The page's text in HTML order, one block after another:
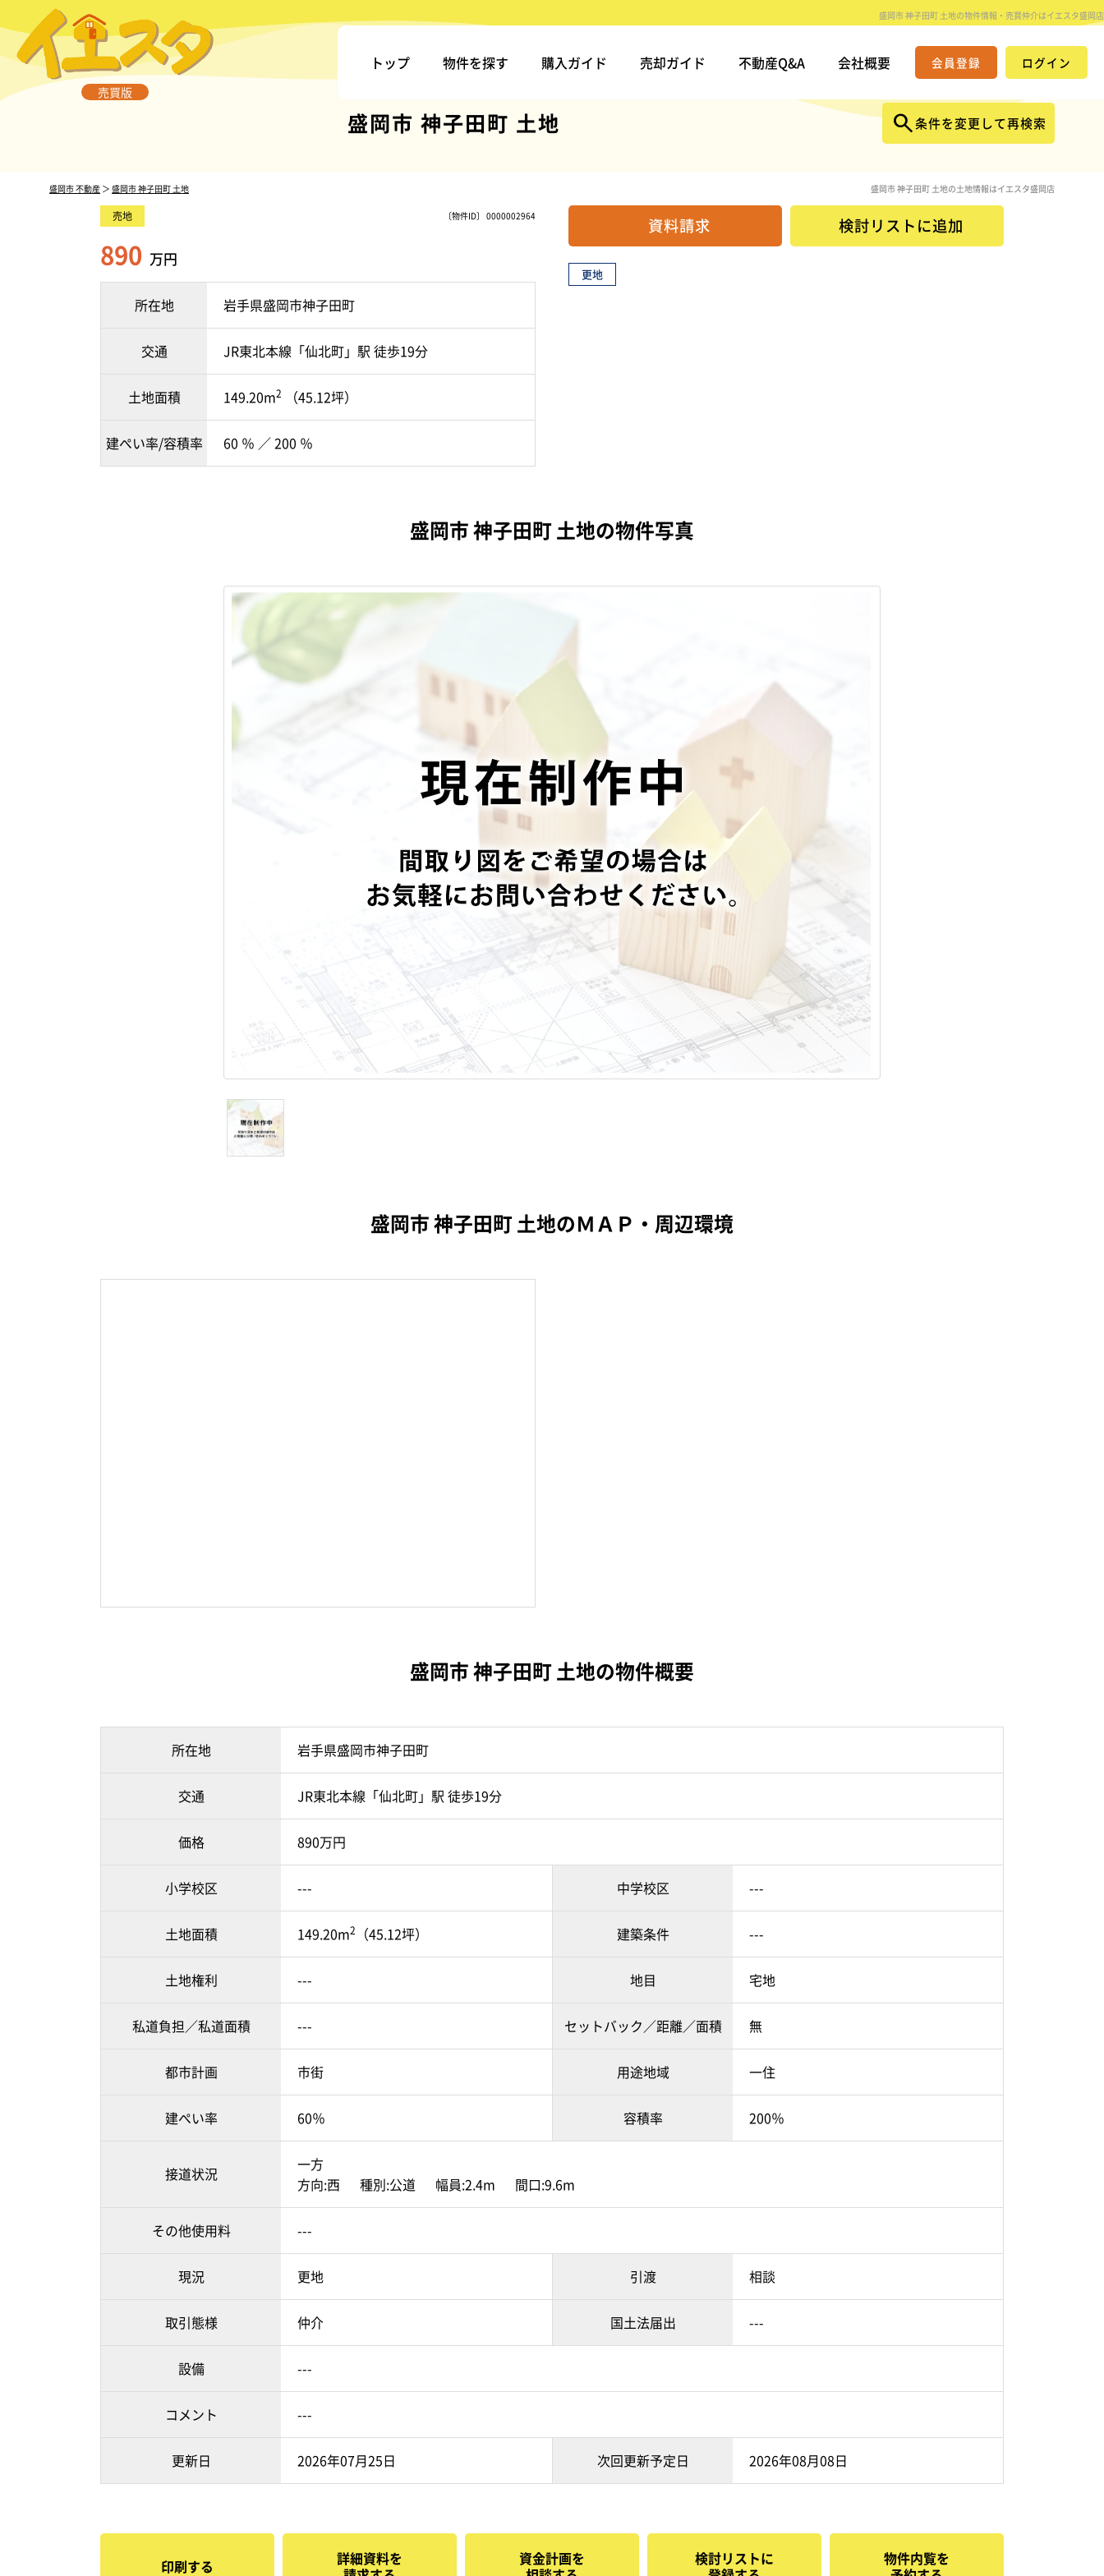
売買版
盛岡市 神子田町 土地の物件情報・売買仲介はイエスタ盛岡店
トップ 物件を探す 購入ガイド 売却ガイド 不動産Q&A 会社概要 会員登録 ログイン
盛岡市 神子田町 土地 条件を変更して再検索
盛岡市 不動産 ＞ 盛岡市 神子田町 土地 盛岡市 神子田町 土地の土地情報はイエスタ盛岡店
〔物件ID〕 0000002964
売地
890 万円
所在地 岩手県盛岡市神子田町
交通 JR東北本線「仙北町」駅 徒歩19分
土地面積 149.20m2 （45.12坪）
建ぺい率/容積率 60 ％ ／ 200 ％
資料請求 検討リストに追加
更地
盛岡市 神子田町 土地の物件写真
盛岡市 神子田町 土地のＭＡＰ・周辺環境
盛岡市 神子田町 土地の物件概要
所在地 岩手県盛岡市神子田町
交通 JR東北本線「仙北町」駅 徒歩19分
価格 890万円
小学校区 --- 中学校区 ---
土地面積 149.20m2 （45.12坪） 建築条件 ---
土地権利 --- 地目 宅地
私道負担／私道面積 --- セットバック／距離／面積 無
都市計画 市街 用途地域 一住
建ぺい率 60％ 容積率 200％
接道状況
一方
方向:西 種別:公道 幅員:2.4m 間口:9.6m
その他使用料 ---
現況 更地 引渡 相談
取引態様 仲介 国土法届出 ---
設備 ---
コメント ---
更新日 2026年07月25日 次回更新予定日 2026年08月08日
印刷する
詳細資料を
資金計画を
検討リストに
物件内覧を